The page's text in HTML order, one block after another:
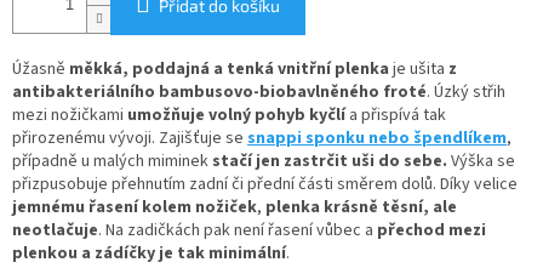
Přidat do košíku
Úžasně měkká, poddajná a tenká vnitřní plenka je ušita z
antibakteriálního bambusovo-biobavlněného froté. Úzký střih
mezi nožičkami umožňuje volný pohyb kyčlía přispívá tak
přirozenému vývoji. Zajišťuje se snappi sponku nebo špendlíkem,
případně u malých miminek stačí jen zastrčit uši do sebe. Výška se
přizpusobuje přehnutím zadní či přední části směrem dolů. Díky velice
jemnému řasení kolem nožiček, plenka krásně těsní, ale
neotlačuje. Na zadičkách pak není řasení vůbec a přechod mezi
plenkou a zádíčky je tak minimální.